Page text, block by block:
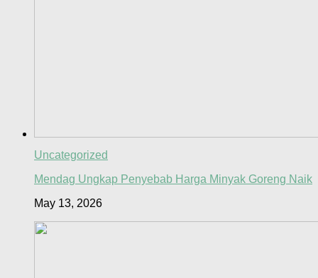
Uncategorized
Mendag Ungkap Penyebab Harga Minyak Goreng Naik
May 13, 2026